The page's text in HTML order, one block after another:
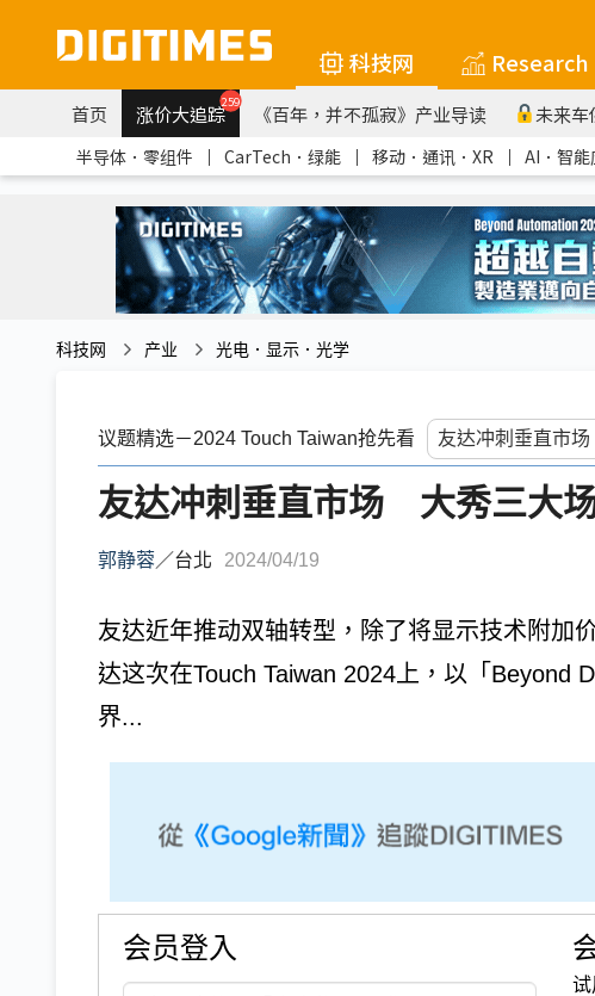
科技网 Research
首页 涨价大追踪259 《百年，并不孤寂》产业导读 未来车
半导体．零组件 ｜ CarTech．绿能 ｜ 移动．通讯．XR ｜ AI．智
科技网 产业 光电．显示．光学
议题精选－2024 Touch Taiwan抢先看
友达冲刺垂直市场 大秀三大
郭静蓉／台北 2024/04/19
友达近年推动双轴转型，除了将显示技术附加
达这次在Touch Taiwan 2024上，以「Beyond
界...
会员登入